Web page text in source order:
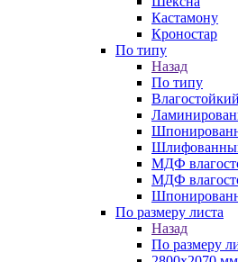
Кастамону
Кроностар
По типу
Назад
По типу
Влагостойкий
МДФ
МДФ
По размеру листа
Назад
По размеру